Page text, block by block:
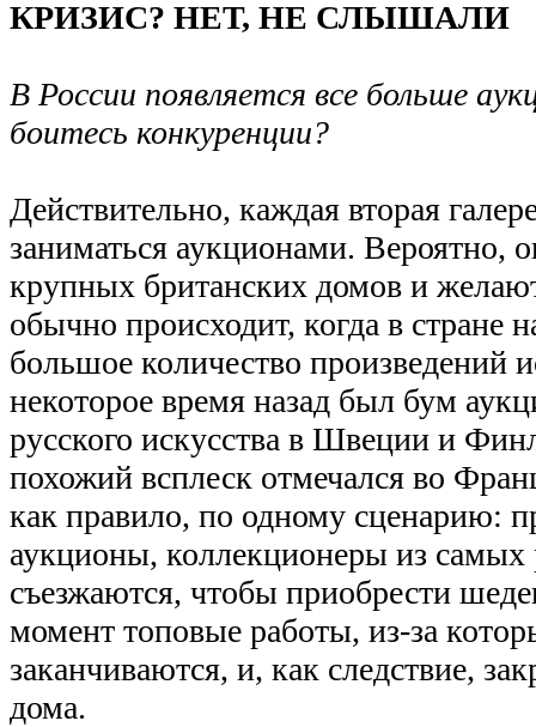
КРИЗИС? НЕТ, НЕ СЛЫШАЛИ
В России появляется все больше
боитесь конкуренции?
Действительно, каждая вторая
заниматься аукционами. Вероятно,
крупных британских домов и
обычно происходит, когда в стране
большое количество произведений
некоторое время назад был бум
русского искусства в Швеции и
похожий всплеск отмечался во
как правило, по одному сценарию:
аукционы, коллекционеры из самых
съезжаются, чтобы приобрести
момент топовые работы, из-за
заканчиваются, и, как следствие,
дома.